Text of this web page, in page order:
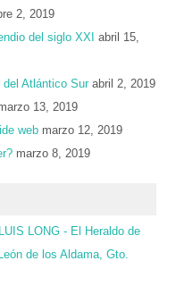
2, 2019
del siglo XXI
abril 15,
del Atlántico Sur abril 2, 2019
13, 2019
web marzo 12, 2019
marzo 8, 2019
LONG - El Heraldo de
de los Aldama, Gto.